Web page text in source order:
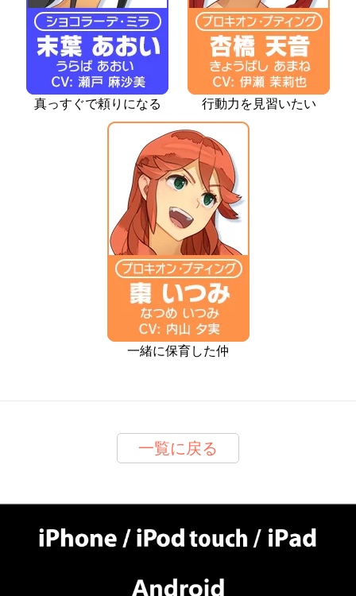
真っすぐで頼りになる 行動力を見習いたい
一緒に保育した仲
一覧に戻る